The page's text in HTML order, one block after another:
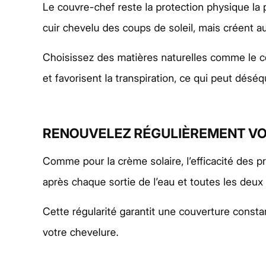
Le couvre-chef reste la protection physique
cuir chevelu des coups de soleil, mais créent
Choisissez des matières naturelles comme le
et favorisent la transpiration, ce qui peut
RENOUVELEZ RÉGULIÈREMENT
Comme pour la crème solaire, l’efficacité des
après chaque sortie de l’eau et toutes les
Cette régularité garantit une couverture
votre chevelure.